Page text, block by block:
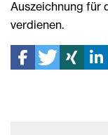
Auszeichnung für
verdienen.